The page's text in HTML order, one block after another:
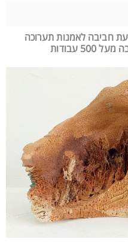
גבעת חביבה לאמנות תערוכה
עבודות